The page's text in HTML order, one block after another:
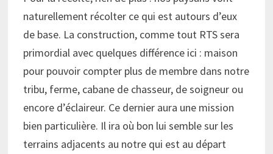
naturellement récolter ce qui est autours d’eux
de base. La construction, comme tout RTS sera
primordial avec quelques différence ici : maison
pour pouvoir compter plus de membre dans notre
tribu, ferme, cabane de chasseur, de soigneur ou
encore d’éclaireur. Ce dernier aura une mission
bien particulière. Il ira où bon lui semble sur les
terrains adjacents au notre qui est au départ